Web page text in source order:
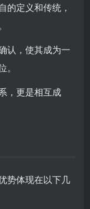
的定义和传统，
认，使其成为一
，更是相互成
势体现在以下几